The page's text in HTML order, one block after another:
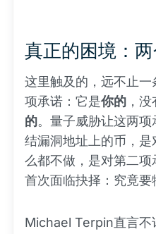
真正的困境：
这里触及的，远不止
项承诺：它是你的 ，
的。量子威胁让这两
结漏洞地址上的币，
么都不做，是对第二
首次面临抉择：究竟要
Michael Terpin直言不